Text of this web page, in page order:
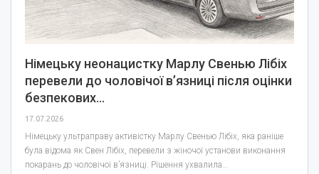
Німецьку неонацистку Марлу Свенью Лібіх
перевели до чоловічої в’язниці після оцінки
безпекових…
17.07.2026
Німецьку ультраправу активістку Марлу Свенью Лібіх, яка раніше
була відома як Свен Лібіх, перевели з жіночої установи виконання
покарань до чоловічої в’язниці. Рішення ухвалила…